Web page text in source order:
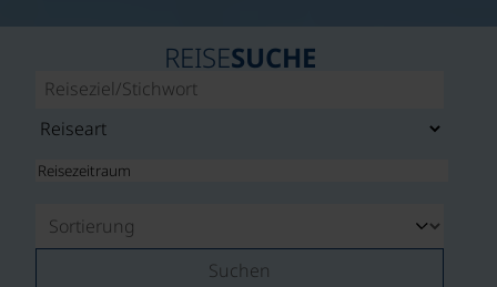
REISESUCHE
Suchen